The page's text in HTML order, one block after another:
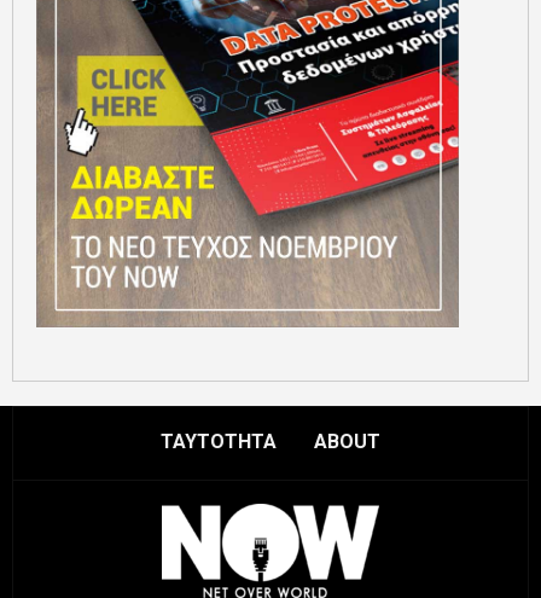
ΤΑΥΤΟΤΗΤΑ ABOUT